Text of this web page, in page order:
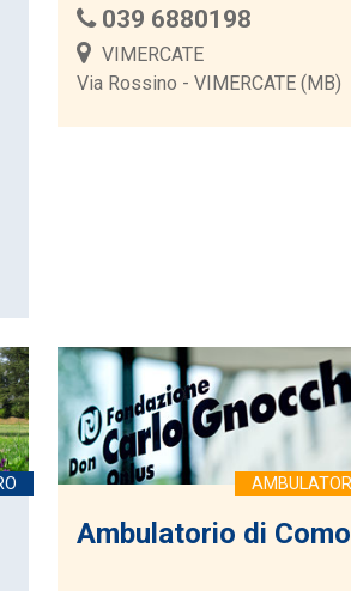
039 6880198
VIMERCATE
Via Rossino - VIMERCATE (MB)
Ambulatorio di Como